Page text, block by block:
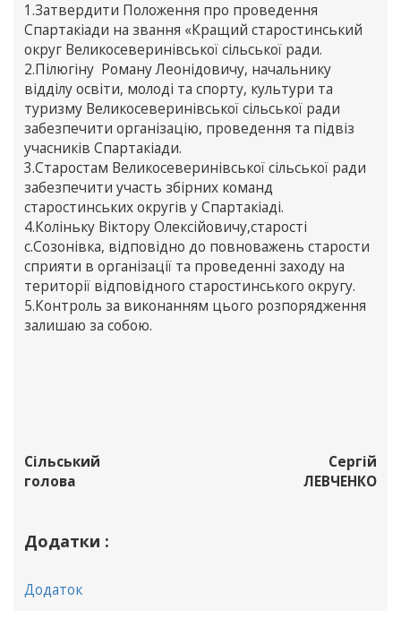
1.Затвердити Положення про проведення
Спартакіади на звання «Кращий старостинський
округ Великосеверинівської сільської ради.
2.Пілюгіну Роману Леонідовичу, начальнику
відділу освіти, молоді та спорту, культури та
туризму Великосеверинівської сільської ради
забезпечити організацію, проведення та підвіз
учасників Спартакіади.
3.Старостам Великосеверинівської сільської ради
забезпечити участь збірних команд
старостинських округів у Спартакіаді.
4.Коліньку Віктору Олексійовичу,старості
с.Созонівка, відповідно до повноважень старости
сприяти в організації та проведенні заходу на
території відповідного старостинського округу.
5.Контроль за виконанням цього розпорядження
залишаю за собою.
Сільський
голова
Сергій
ЛЕВЧЕНКО
Додатки :
Додаток